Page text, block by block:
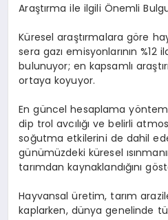
Araştırma ile ilgili Önemli
Küresel araştırmalara göre
sera gazı emisyonlarının %12
bulunuyor; en kapsamlı
ortaya koyuyor.
En güncel hesaplama yö
dip trol avcılığı ve belirli
soğutma etkilerini de dahil
günümüzdeki küresel
tarımdan kaynaklandığını gö
Hayvansal üretim, tarım
kaplarken, dünya genelinde